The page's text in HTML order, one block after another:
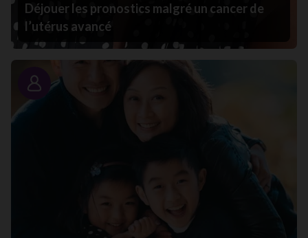
Déjouer les pronostics malgré un cancer de
l’utérus avancé
Portrait